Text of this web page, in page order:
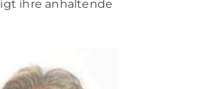
ihre anhaltende